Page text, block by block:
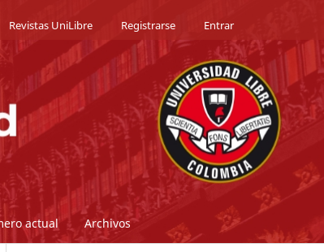
actual Archivos
Revistas UniLibre Registrarse Entrar